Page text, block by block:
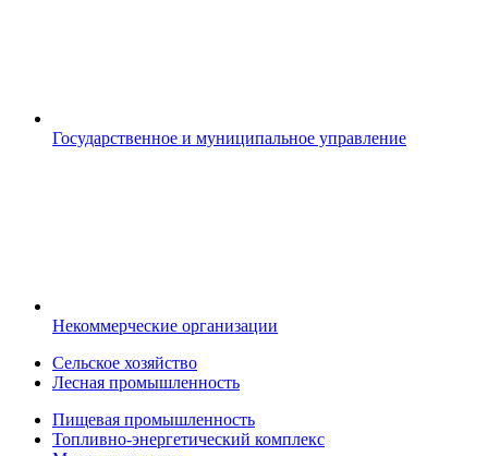
Государственное и муниципальное управление
Некоммерческие организации
Сельское хозяйство
Лесная промышленность
Пищевая промышленность
Топливно-энергетический комплекс